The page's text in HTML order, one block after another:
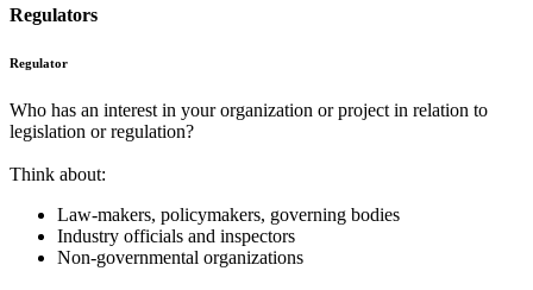
Regulators
Regulator
Who has an interest in your organization or project in relation to
legislation or regulation?
Think about:
Law-makers, policymakers, governing bodies
Industry officials and inspectors
Non-governmental organizations